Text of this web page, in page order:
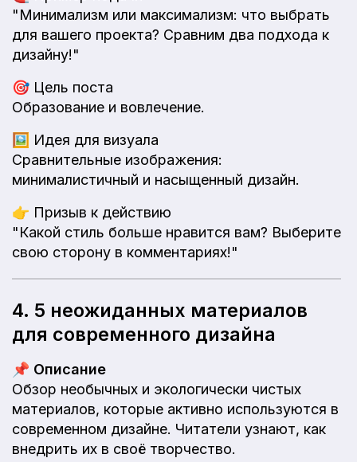
"Минимализм или максимализм: что выбрать
для вашего проекта? Сравним два подхода к
дизайну!"
🎯 Цель поста
Образование и вовлечение.
🖼️ Идея для визуала
Сравнительные изображения:
минималистичный и насыщенный дизайн.
👉 Призыв к действию
"Какой стиль больше нравится вам? Выберите
свою сторону в комментариях!"
4. 5 неожиданных материалов
для современного дизайна
📌 Описание
Обзор необычных и экологически чистых
материалов, которые активно используются в
современном дизайне. Читатели узнают, как
внедрить их в своё творчество.